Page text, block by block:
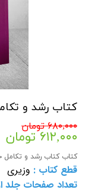
کتاب رشد و
۶۸۰,۰۰۰ تومان
۶۱۲,۰۰۰ تومان
کتاب کتاب رشد و تکامل
قطع کتاب : وزیری
تعداد صفحات جلد